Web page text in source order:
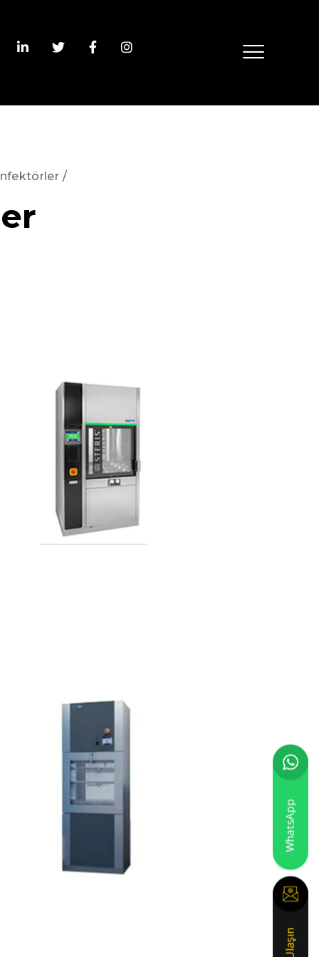
/
AMSCO ® 7052 Hp
Dezenfektör